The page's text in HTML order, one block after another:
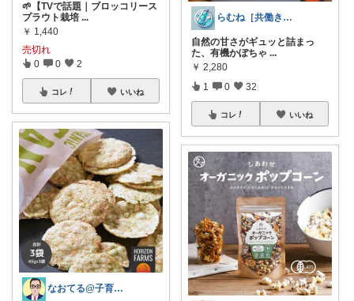
🌱【TVで話題｜ブロッコリース
プラウト栽培 ...
￥ 1,440
売切れ
0 0 2
コレ いいね
なおてる@子育て共働き いつもTHX🙏
らむね［共働き時短家電ナビ］
自然の甘さがギュッと詰まっ
た、有機かぼちゃ ...
￥ 2,280
1 0 32
コレ いいね